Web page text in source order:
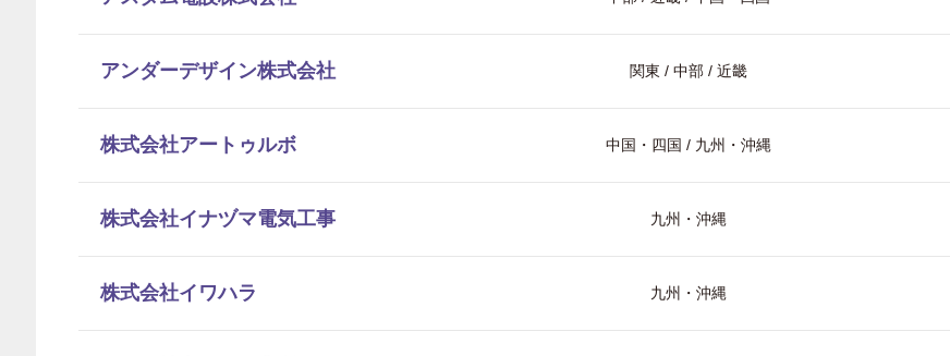
アンダーデザイン株式会社 関東 / 中部 / 近畿
株式会社アートゥルボ 中国・四国 / 九州・沖縄
株式会社イナヅマ電気工事 九州・沖縄
株式会社イワハラ 九州・沖縄